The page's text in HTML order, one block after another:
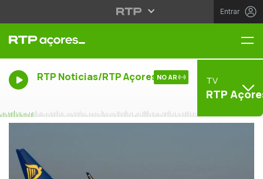
Entrar
RTP Noticias/RTP Açores NO AR TV
RTP